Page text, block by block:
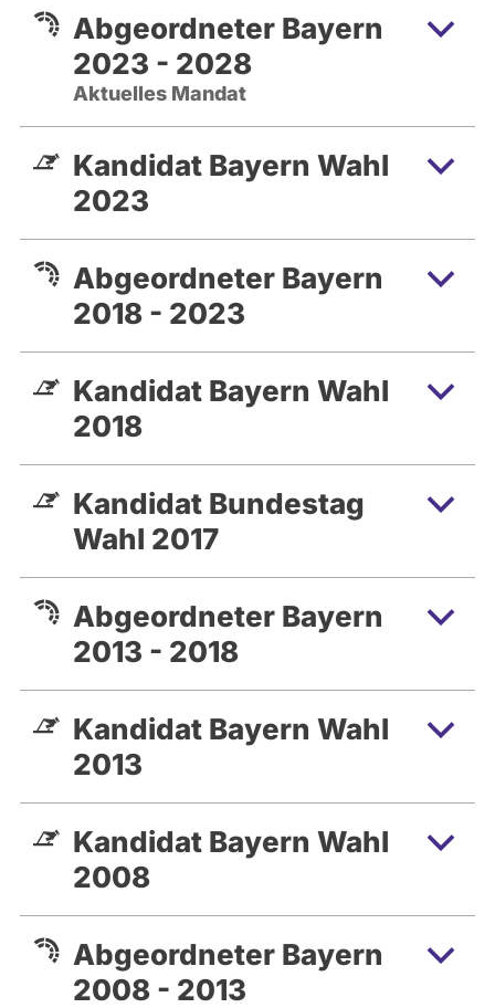
Abgeordneter Bayern
2023 - 2028
Aktuelles Mandat
Kandidat Bayern Wahl
2023
Abgeordneter Bayern
2018 - 2023
Kandidat Bayern Wahl
2018
Kandidat Bundestag
Wahl 2017
Abgeordneter Bayern
2013 - 2018
Kandidat Bayern Wahl
2013
Kandidat Bayern Wahl
2008
Abgeordneter Bayern
2008 - 2013